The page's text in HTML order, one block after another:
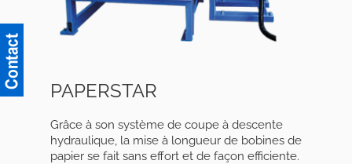
PAPERSTAR
Grâce à son système de coupe à descente
hydraulique, la mise à longueur de bobines de
papier se fait sans effort et de façon efficiente.